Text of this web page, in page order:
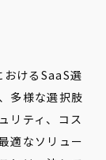
けるSaaS選
多様な選択肢
リティ、コス
適なソリュー